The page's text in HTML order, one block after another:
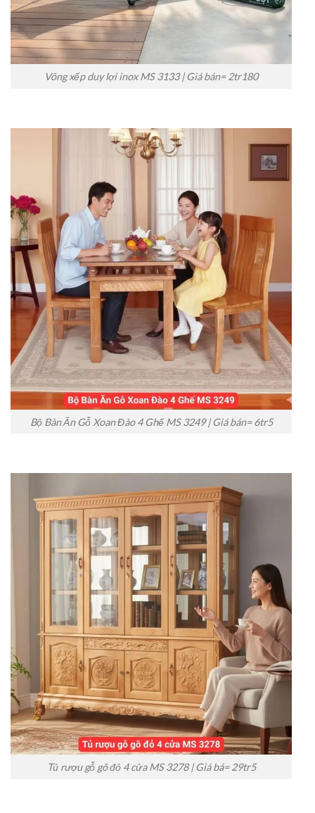
Võng xếp duy lợi inox MS 3133 | Giá bán= 2tr180
Bộ Bàn Ăn Gỗ Xoan Đào 4 Ghế MS 3249 | Giá bán= 6tr5
Tủ rượu gỗ gõ đỏ 4 cửa MS 3278 | Giá bá= 29tr5